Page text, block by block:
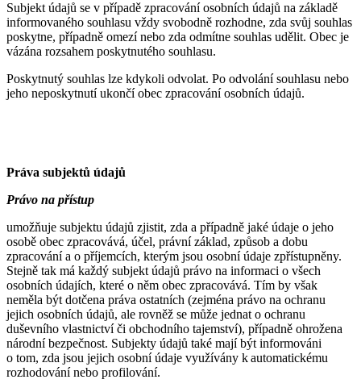
Subjekt údajů se v případě zpracování osobních údajů na základě
informovaného souhlasu vždy svobodně rozhodne, zda svůj souhlas
poskytne, případně omezí nebo zda odmítne souhlas udělit. Obec je
vázána rozsahem poskytnutého souhlasu.
Poskytnutý souhlas lze kdykoli odvolat. Po odvolání souhlasu nebo
jeho neposkytnutí ukončí obec zpracování osobních údajů.
Práva subjektů údajů
Právo na přístup
umožňuje subjektu údajů zjistit, zda a případně jaké údaje o jeho
osobě obec zpracovává, účel, právní základ, způsob a dobu
zpracování a o příjemcích, kterým jsou osobní údaje zpřístupněny.
Stejně tak má každý subjekt údajů právo na informaci o všech
osobních údajích, které o něm obec zpracovává. Tím by však
neměla být dotčena práva ostatních (zejména právo na ochranu
jejich osobních údajů, ale rovněž se může jednat o ochranu
duševního vlastnictví či obchodního tajemství), případně ohrožena
národní bezpečnost. Subjekty údajů také mají být informováni
o tom, zda jsou jejich osobní údaje využívány k automatickému
rozhodování nebo profilování.